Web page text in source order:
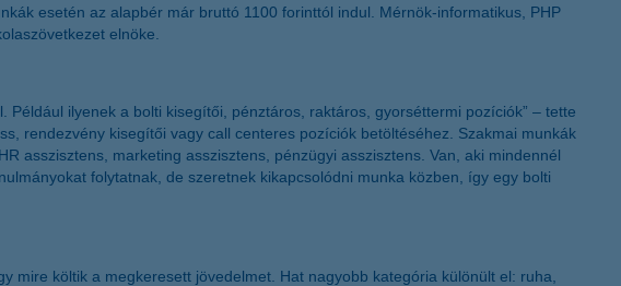
esetén az alapbér már bruttó 1100 forinttól indul. Mérnök-informatikus, PHP
elnöke.
ilyenek a bolti kisegítői, pénztáros, raktáros, gyorséttermi pozíciók” – tette
rendezvény kisegítői vagy call centeres pozíciók betöltéséhez. Szakmai munkák
asszisztens, marketing asszisztens, pénzügyi asszisztens. Van, aki mindennél
folytatnak, de szeretnek kikapcsolódni munka közben, így egy bolti
költik a megkeresett jövedelmet. Hat nagyobb kategória különült el: ruha,